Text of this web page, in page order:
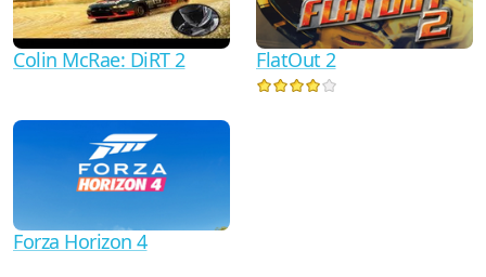
Colin McRae: DiRT 2 FlatOut 2
Forza Horizon 4